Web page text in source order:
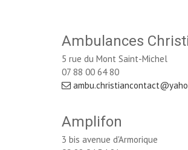
Ambulances
5 rue du Mont Saint-Michel
07 88 00 64 80
Amplifon
3 bis avenue d'Armorique